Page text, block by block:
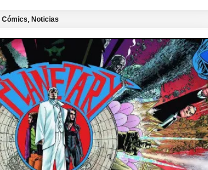
Cómics, Noticias